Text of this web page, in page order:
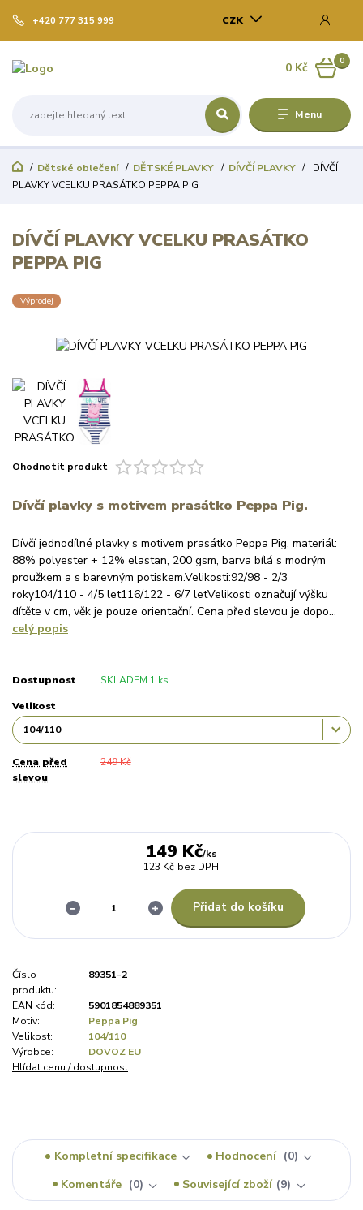
Menu
CZK
+420 777 315 999
0
0 Kč
Dětské oblečení DĚTSKÉ PLAVKY DÍVČÍ PLAVKY
DÍVČÍ
PLAVKY VCELKU PRASÁTKO PEPPA PIG
DÍVČÍ PLAVKY VCELKU PRASÁTKO
PEPPA PIG
Výprodej
Ohodnotit produkt
Dívčí plavky s motivem prasátko Peppa Pig.
Dívčí jednodílné plavky s motivem prasátko Peppa Pig, materiál:
88% polyester + 12% elastan, 200 gsm, barva bílá s modrým
proužkem a s barevným potiskem.Velikosti:92/98 - 2/3
roky104/110 - 4/5 let116/122 - 6/7 letVelikosti označují výšku
dítěte v cm, věk je pouze orientační. Cena před slevou je dopo...
celý popis
Dostupnost SKLADEM 1 ks
Velikost
Cena před
slevou
249 Kč
149 Kč/ks
123 Kč bez DPH
Přidat do košíku
Číslo
produktu:
89351-2
EAN kód:
5901854889351
Motiv:
Peppa Pig
Velikost:
104/110
Výrobce:
DOVOZ EU
Hlídat cenu / dostupnost
Kompletní specifikace Hodnocení
0
Komentáře
0 Související zboží 9